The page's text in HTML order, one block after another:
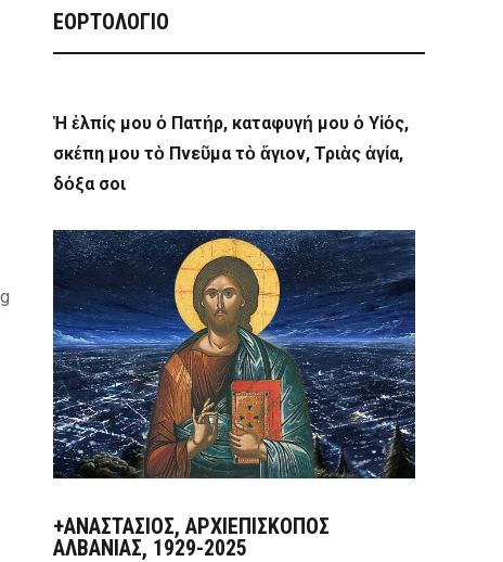
ΕΟΡΤΟΛΟΓΙΟ
Ἡ ἐλπίς μου ὁ Πατήρ, καταφυγή μου ὁ Υἱός,
σκέπη μου τὸ Πνεῦμα τὸ ἅγιον, Τριὰς ἁγία,
δόξα σοι
+ΑΝΑΣΤΆΣΙΟΣ, ΑΡΧΙΕΠΊΣΚΟΠΟΣ
ΑΛΒΑΝΊΑΣ, 1929-2025